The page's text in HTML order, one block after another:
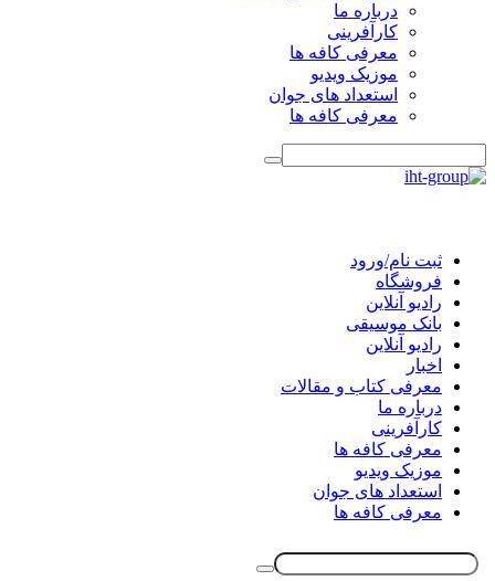
درباره ما
کارآفرینی
معرفی کافه ها
موزیک ویدیو
استعداد های جوان
معرفی کافه ها
ثبت نام/ورود
فروشگاه
رادیو آنلاین
بانک موسیقی
رادیو آنلاین
اخبار
معرفی کتاب و مقالات
درباره ما
کارآفرینی
معرفی کافه ها
موزیک ویدیو
استعداد های جوان
معرفی کافه ها